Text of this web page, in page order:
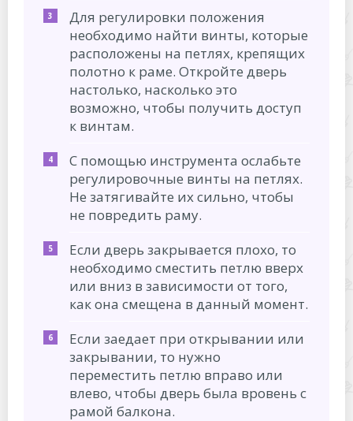
Для регулировки положения
необходимо найти винты, которые
расположены на петлях, крепящих
полотно к раме. Откройте дверь
настолько, насколько это
возможно, чтобы получить доступ
к винтам.
С помощью инструмента ослабьте
регулировочные винты на петлях.
Не затягивайте их сильно, чтобы
не повредить раму.
Если дверь закрывается плохо, то
необходимо сместить петлю вверх
или вниз в зависимости от того,
как она смещена в данный момент.
Если заедает при открывании или
закрывании, то нужно
переместить петлю вправо или
влево, чтобы дверь была вровень с
рамой балкона.